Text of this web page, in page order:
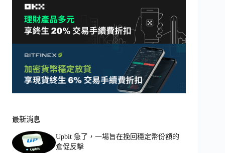
最新消息
Upbit 急了，一場旨在挽回穩定幣份額的
倉促反擊